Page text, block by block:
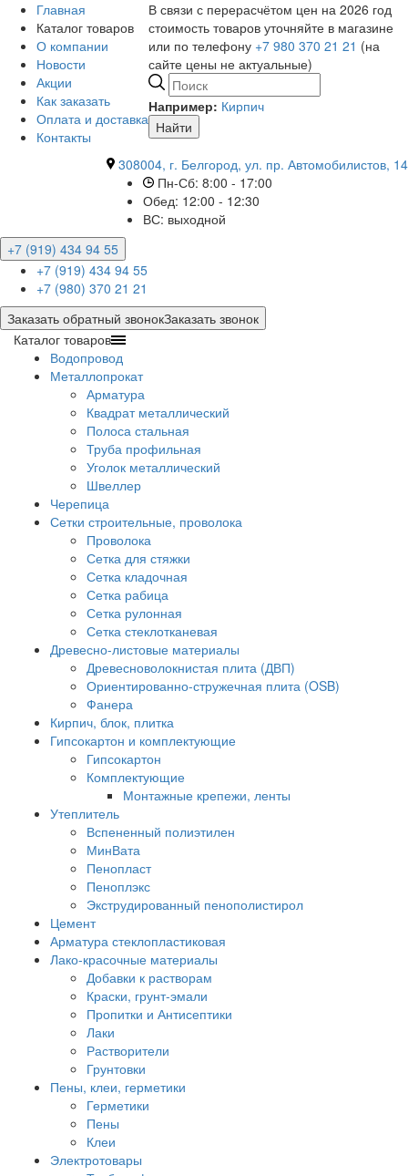
Главная
Каталог товаров
О компании
Новости
Акции
Как заказать
Оплата и доставка
Контакты
308004, г. Белгород, ул. пр. Автомобилистов, 14
Пн-Сб: 8:00 - 17:00
Обед: 12:00 - 12:30
ВС: выходной
В связи с перерасчётом цен на 2026 год
стоимость товаров уточняйте в магазине
или по телефону +7 980 370 21 21 (на
сайте цены не актуальные)
Например: Кирпич
Найти
+7 (919) 434 94 55
+7 (919) 434 94 55
+7 (980) 370 21 21
Заказать обратный звонокЗаказать звонок
Каталог товаров
Водопровод
Металлопрокат
Арматура
Квадрат металлический
Полоса стальная
Труба профильная
Уголок металлический
Швеллер
Черепица
Сетки строительные, проволока
Проволока
Сетка для стяжки
Сетка кладочная
Сетка рабица
Сетка рулонная
Сетка стеклотканевая
Древесно-листовые материалы
Древесноволокнистая плита (ДВП)
Ориентированно-стружечная плита (OSB)
Фанера
Кирпич, блок, плитка
Гипсокартон и комплектующие
Гипсокартон
Комплектующие
Монтажные крепежи, ленты
Утеплитель
Вспененный полиэтилен
МинВата
Пенопласт
Пеноплэкс
Экструдированный пенополистирол
Цемент
Арматура стеклопластиковая
Лако-красочные материалы
Добавки к растворам
Краски, грунт-эмали
Пропитки и Антисептики
Лаки
Растворители
Грунтовки
Пены, клеи, герметики
Герметики
Пены
Клеи
Электротовары